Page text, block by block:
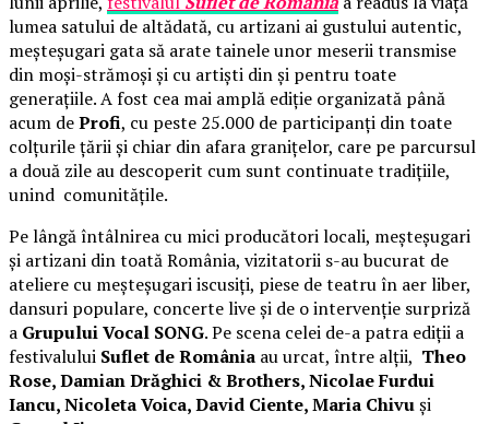
lumea satului de altădată, cu artizani ai gustului autentic,
meșteșugari gata să arate tainele unor meserii transmise
din moși-strămoși și cu artiști din și pentru toate
generațiile. A fost cea mai amplă ediție organizată până
acum deProfi, cu peste 25.000 de participanți din toate
colțurile țării și chiar din afara granițelor, care pe parcursul
a două zile au descoperit cum sunt continuate tradițiile,
unind comunitățile.
Pe lângă întâlnirea cu mici producători locali, meșteșugari
și artizani din toată România, vizitatorii s-au bucurat de
ateliere cu meșteșugari iscusiți, piese de teatru în aer liber,
dansuri populare, concerte live și de o intervenție surpriză
a Grupului Vocal SONG. Pe scena celei de-a patra ediții a
festivalului Suflet de România au urcat, între alții, Theo
Rose, Damian Drăghici & Brothers, Nicolae Furdui
Iancu, Nicoleta Voica, David Ciente, Maria Chivuși